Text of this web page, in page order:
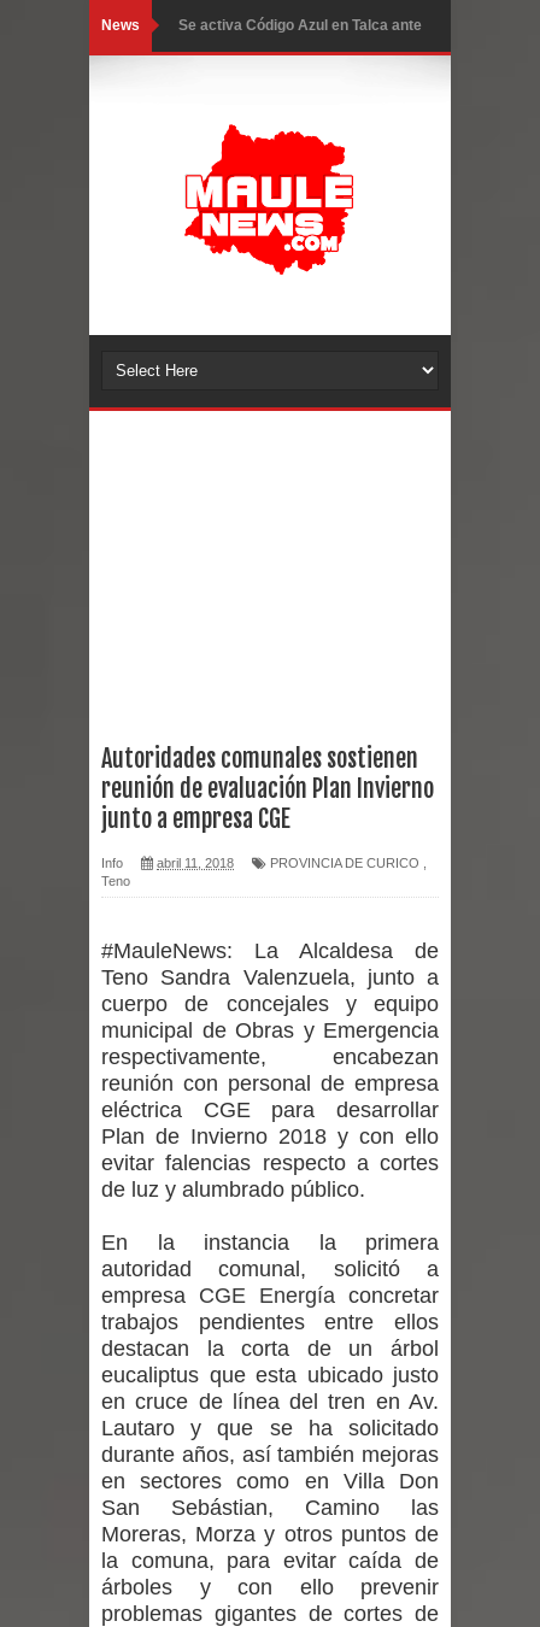
News GORE Maule figura tercero a nivel
traslados con $133 millones
Dos internos intentaron escapar por
un forado desde la cárcel de Talca
Temporal obliga a cerrar
Chancho en Talca tras caída de
Alerta por hantavirus: expertos piden
reforzar medidas y consulta oportuna
Departamento Comunal de Salud de
Curicó desarrollará jornada de
vacunación contra la Influenza y otros
virus respiratorios
Empedrado desarrolló con éxito el
desafío guerreros 2026
Banda linarense Los Remembers
regresa de Brasil tras impulsar un
intercambio musical y pedagógico
con comunidades escolares
Alta positividad en influenza hace que
expertos reiteren llamado a
vacunarse
Autoridades comunales sostienen
reunión de evaluación Plan Invierno
junto a empresa CGE
Info abril 11, 2018 PROVINCIA DE CURICO
Teno
#MauleNews: La Alcaldesa de
Teno Sandra Valenzuela, junto a
cuerpo de concejales y equipo
municipal de Obras y Emergencia
respectivamente, encabezan
reunión con personal de empresa
eléctrica CGE para desarrollar
Plan de Invierno 2018 y con ello
evitar falencias respecto a cortes
de luz y alumbrado público.
En la instancia la primera
autoridad comunal, solicitó a
empresa CGE Energía concretar
trabajos pendientes entre ellos
destacan la corta de un árbol
eucaliptus que esta ubicado justo
en cruce de línea del tren en Av.
Lautaro y que se ha solicitado
durante años, así también mejoras
en sectores como en Villa Don
San Sebástian, Camino las
Moreras, Morza y otros puntos de
la comuna, para evitar caída de
árboles y con ello prevenir
problemas gigantes de cortes de